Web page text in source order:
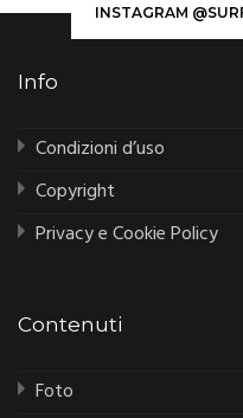
INSTAGRAM
Info
Condizioni d’uso
Copyright
Privacy e Cookie Policy
Contenuti
Foto